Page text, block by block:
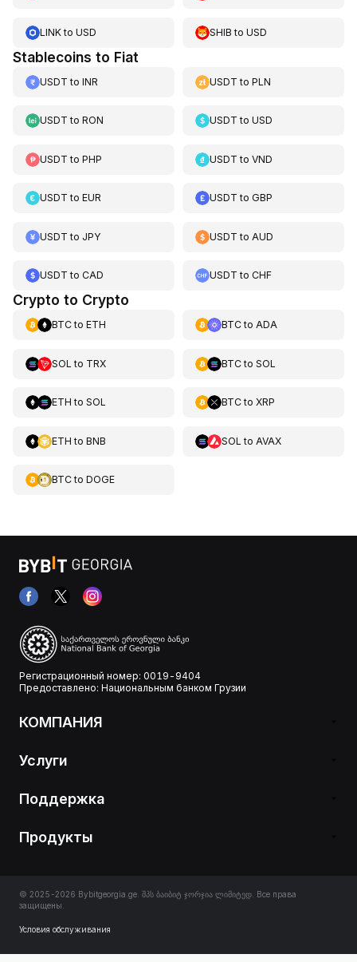
LINKto USD SHIB toUSD
Stablecoins to Fiat
USDT to INR USDT toPLN
USDT to RON USDT toUSD
USDT to PHP USDT toVND
USDT to EUR USDT toGBP
USDT to JPY USDT to AUD
USDT to CAD USDT toCHF
Crypto to Crypto
BTCto ETH BTCto ADA
SOL to TRX BTCto SOL
ETH to SOL BTCto XRP
ETH to BNB SOL to AVAX
BTCto DOGE
Регистрационный номер: 0019-9404
Предоставлено: Национальным банком Грузии
КОМПАНИЯ
Услуги
Поддержка
Продукты
© 2025-2026 Bybitgeorgia.ge. შპს ბაიბიტ ჯორჯია ლიმიტედ. Все права
защищены.
Условия обслуживания